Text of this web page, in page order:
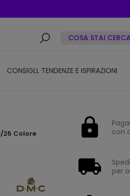
COSA STAI
CONSIGLI, TENDENZE E ISPIRAZIONI
25 Colore
con
per